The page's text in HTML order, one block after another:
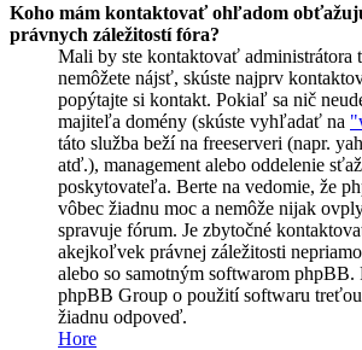
Koho mám kontaktovať ohľadom
právnych záležitostí fóra?
Mali by ste kontaktovať administrátora
nemôžete nájsť, skúste najprv
popýtajte si kontakt. Pokiaľ sa nič
majiteľa domény (skúste vyhľadať na
táto služba beží na freeserveri (napr.
atď.), management alebo oddelenie
poskytovateľa. Berte na vedomie, že
vôbec žiadnu moc a nemôže nijak
spravuje fórum. Je zbytočné
akejkoľvek právnej záležitosti
alebo so samotným softwarom phpBB.
phpBB Group o použití softwaru treťou
žiadnu odpoveď.
Hore